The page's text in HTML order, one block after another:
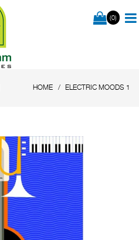
(0)
HOME ELECTRIC MOODS 1